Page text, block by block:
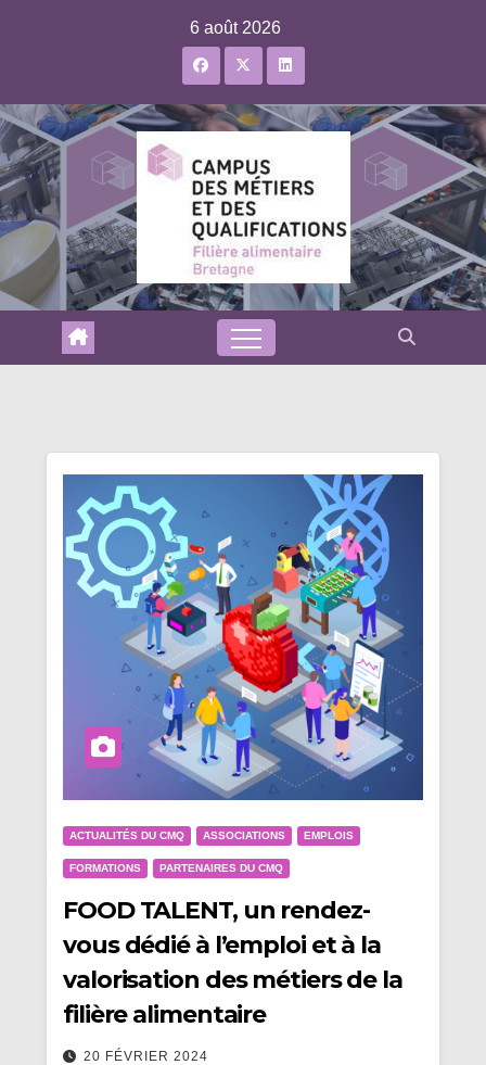
6 août 2026
ACTUALITÉS DU CMQ ASSOCIATIONS EMPLOIS
FORMATIONS PARTENAIRES DU CMQ
FOOD TALENT, un rendez-
vous dédié à l’emploi et à la
valorisation des métiers de la
filière alimentaire
20 FÉVRIER 2024